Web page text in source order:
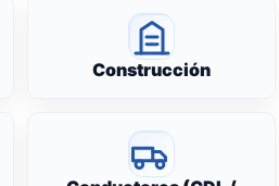
Construcción